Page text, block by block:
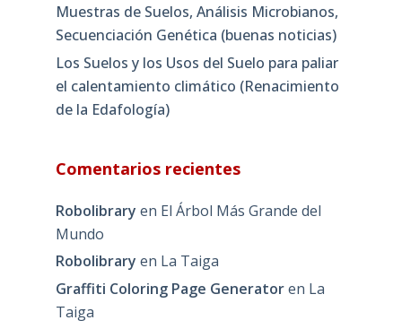
Muestras de Suelos, Análisis Microbianos,
Secuenciación Genética (buenas noticias)
Los Suelos y los Usos del Suelo para paliar
el calentamiento climático (Renacimiento
de la Edafología)
Comentarios recientes
Robolibrary en El Árbol Más Grande del
Mundo
Robolibrary en La Taiga
Graffiti Coloring Page Generatoren La
Taiga